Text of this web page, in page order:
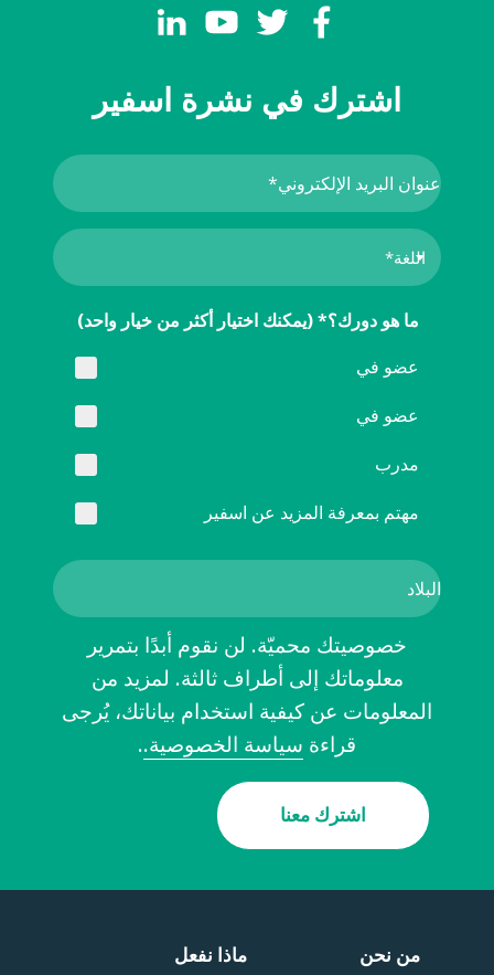
اشترك في نشرة اسفير
ما هو دورك؟* (يمكنك اختيار أكثر من خيار واحد)
عضو في
عضو في
مدرب
مهتم بمعرفة المزيد عن اسفير
خصوصيتك محميّة. لن نقوم أبدًا بتمرير
معلوماتك إلى أطراف ثالثة. لمزيد من
المعلومات عن كيفية استخدام بياناتك، يُرجى
قراءة سياسة الخصوصية..
اشترك معنا
من نحن ماذا نفعل